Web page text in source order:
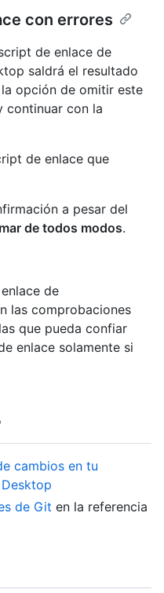
con errores
de enlace de
saldrá el resultado
opción de omitir este
continuar con la
de enlace que
a pesar del
de todos modos.
de
las comprobaciones
que pueda confiar
enlace solamente si
cambios en tu
de Git en la referencia